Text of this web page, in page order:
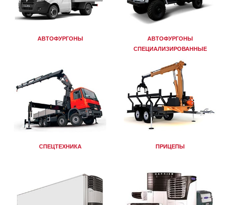
АВТОФУРГОНЫ
АВТОФУРГОНЫ
СПЕЦИАЛИЗИРОВАННЫЕ
СПЕЦТЕХНИКА ПРИЦЕПЫ